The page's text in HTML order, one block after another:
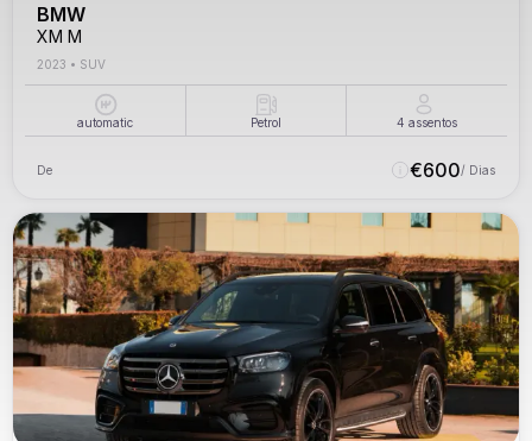
BMW
XM M
2023 • SUV
automatic Petrol 4 assentos
De €600/ Dias